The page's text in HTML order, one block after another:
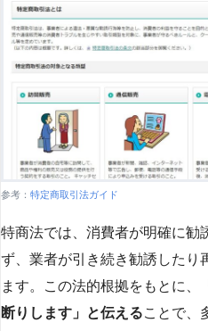
参考： 特定商取引法ガイド
特商法では、消費者が明確に勧
ず、業者が引き続き勧誘したり
ます。この法的根拠をもとに、
断りします」と伝えることで、